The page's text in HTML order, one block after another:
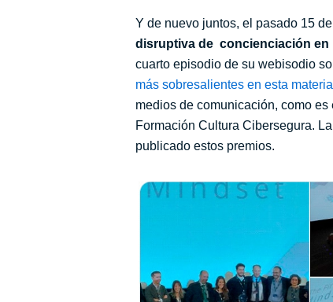
Y de nuevo juntos, el pasado 15
disruptiva de concienciación en
cuarto episodio de su webisodio
más sobresalientes en esta materia
medios de comunicación, como
Formación Cultura Cibersegura.
publicado estos premios.